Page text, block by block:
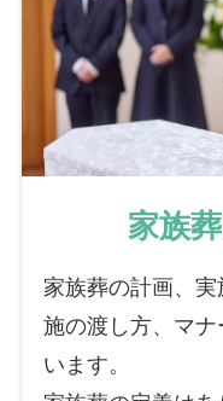
家族
家族葬の計画、
施の渡し方、マ
います。